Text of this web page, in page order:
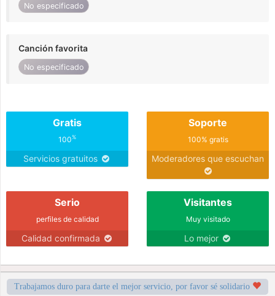
No especificado
Canción favorita
No especificado
Gratis
100%
Servicios gratuitos
Soporte
100% gratis
Moderadores que escuchan
Serio
perfiles de calidad
Calidad confirmada
Visitantes
Muy visitado
Lo mejor
Trabajamos duro para darte el mejor servicio, por favor sé solidario